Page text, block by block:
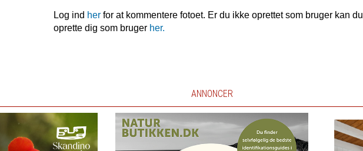
Log ind her for at kommentere fotoet. Er du ikke oprettet som bruger kan du
oprette dig som bruger her.
ANNONCER